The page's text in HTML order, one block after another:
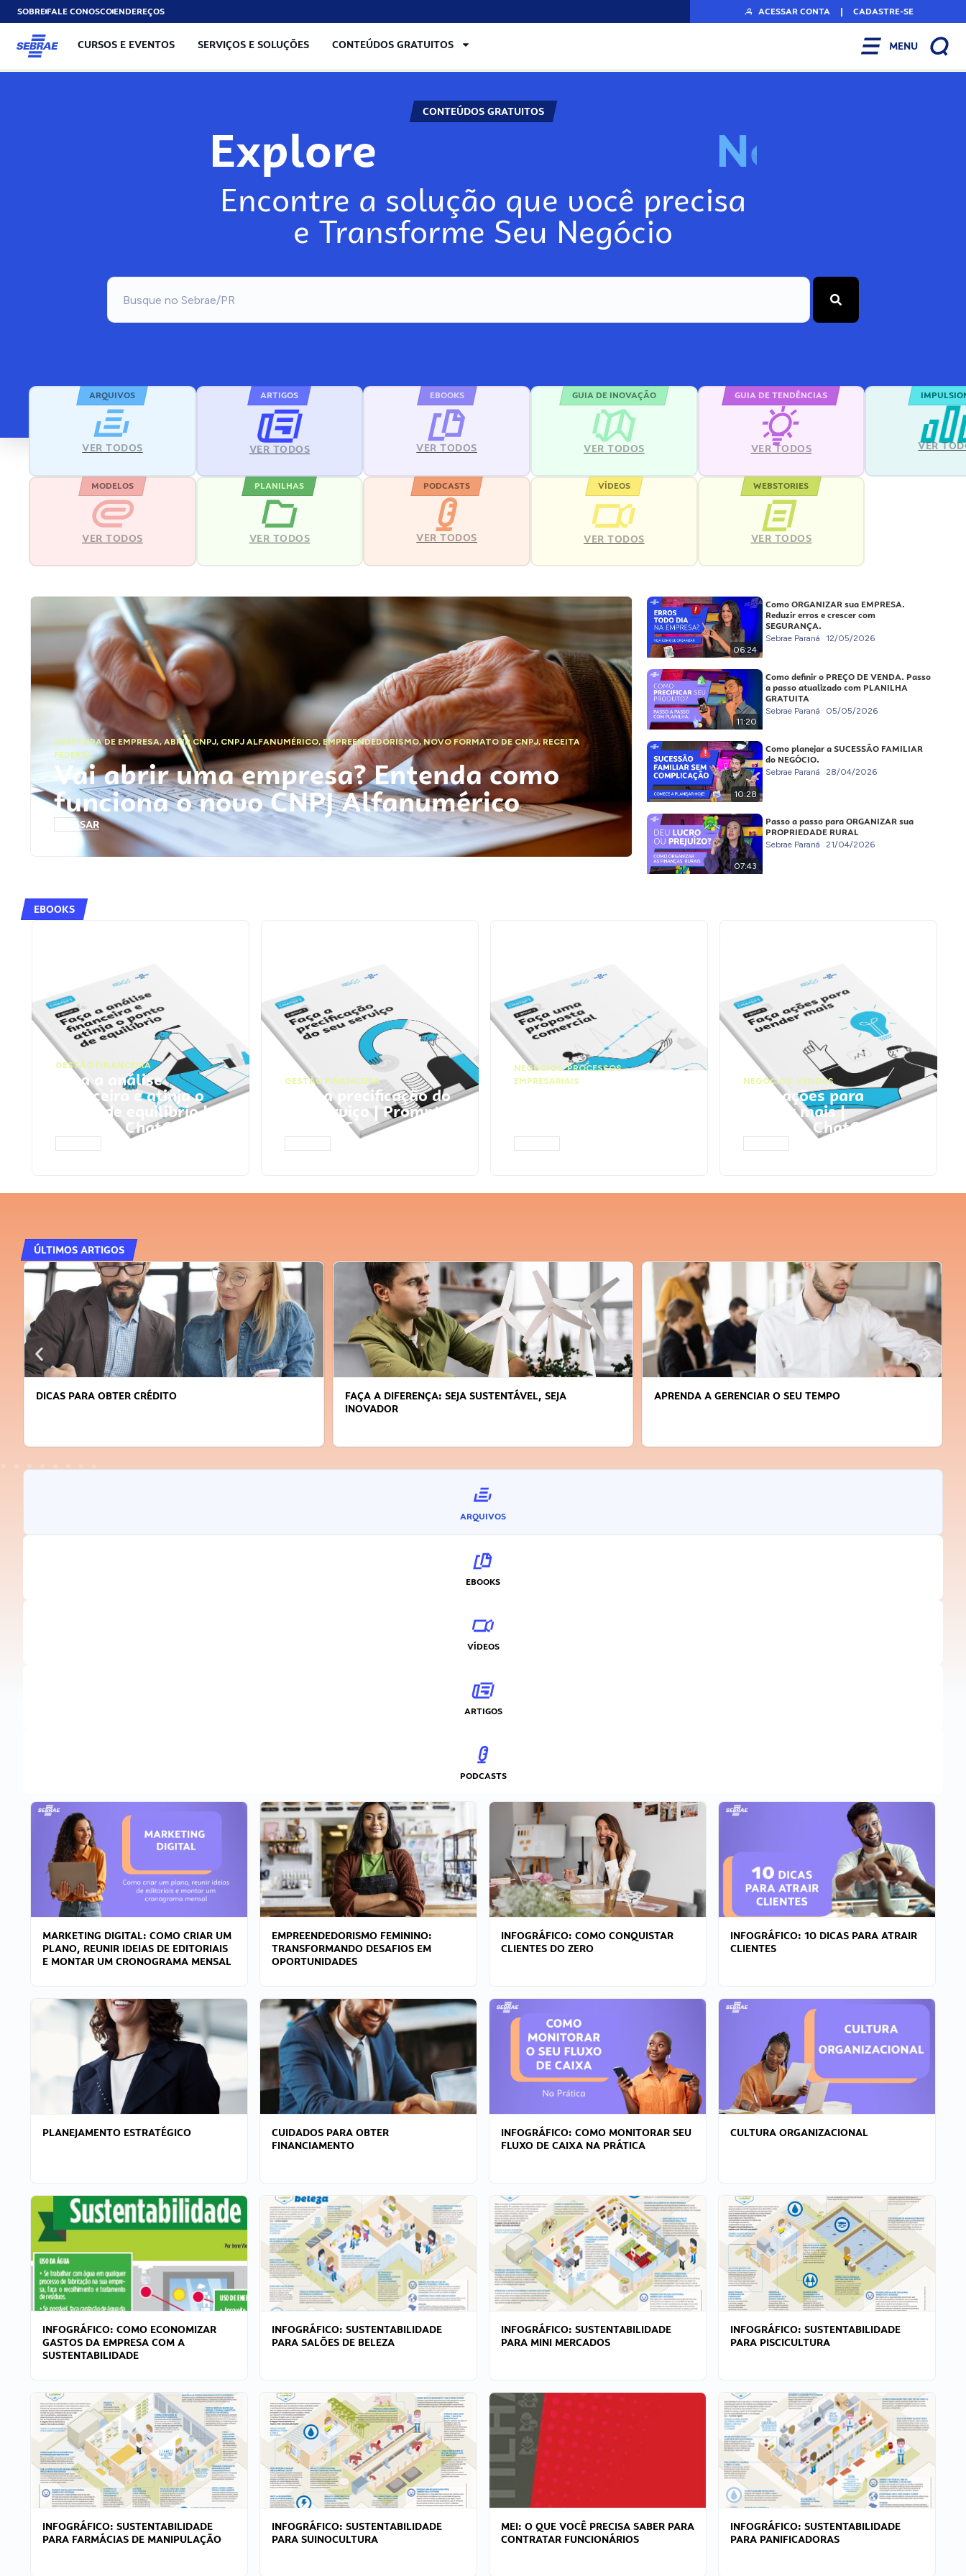
SOBREFALE CONOSCOENDEREÇOS ACESSAR CONTA | CADASTRE-SE
CURSOS E EVENTOS SERVIÇOS E SOLUÇÕES CONTEÚDOS GRATUITOS MENU
CONTEÚDOS GRATUITOS
Explore No
Encontre a solução que você precisa
e Transforme Seu Negócio
ARQUIVOS
VER TODOS
ARTIGOS
VER TODOS
EBOOKS
VER TODOS
GUIA DE INOVAÇÃO
VER TODOS
GUIA DE TENDÊNCIAS
VER TODOS VER
MODELOS
VER TODOS
PLANILHAS
VER TODOS
PODCASTS
VER TODOS
VÍDEOS
VER TODOS
WEBSTORIES
VER TODOS
ABERTURA DE EMPRESA,ABRIR CNPJ, CNPJ ALFANUMÉRICO, EMPREENDEDORISMO,NOVO FORMATO DE CNPJ,RECEITA
FEDERAL
Vai abrir uma empresa? Entenda como
funciona o novo CNPJ Alfanumérico
ACESSAR
06:24
Como ORGANIZAR sua EMPRESA.
Reduzir erros e crescer com
SEGURANÇA.
Sebrae Paraná 12/05/2026
11:20
Como definir o PREÇO DE VENDA. Passo
a passo atualizado com PLANILHA
GRATUITA
Sebrae Paraná 05/05/2026
10:28
Como planejar a SUCESSÃO FAMILIAR
do NEGÓCIO.
Sebrae Paraná 28/04/2026
07:43
Passo a passo para ORGANIZAR sua
PROPRIEDADE RURAL
Sebrae Paraná 21/04/2026
EBOOKS
GESTÃO FINANCEIRA
Faça a análise
financeira e atinja o
ponto de equilíbrio |
Prompts ChatGPT
GESTÃO FINANCEIRA
Faça a precificação do
seu serviço | Prompts
ChatGPT
NEGÓCIOS,PROCESSOS
EMPRESARIAIS
NEGÓCIOS, VENDAS
Faça ações para
vender mais |
Prompts ChatGPT
ÚLTIMOS ARTIGOS
DICAS PARA OBTER CRÉDITO
FAÇA A DIFERENÇA: SEJA SUSTENTÁVEL, SEJA
INOVADOR
APRENDA A GERENCIAR O SEU TEMPO
ARQUIVOS
EBOOKS
VÍDEOS
ARTIGOS
PODCASTS
MARKETING DIGITAL: COMO CRIAR UM
PLANO, REUNIR IDEIAS DE EDITORIAIS
E MONTAR UM CRONOGRAMA MENSAL
EMPREENDEDORISMO FEMININO:
TRANSFORMANDO DESAFIOS EM
OPORTUNIDADES
INFOGRÁFICO: COMO CONQUISTAR
CLIENTES DO ZERO
INFOGRÁFICO: 10 DICAS PARA ATRAIR
CLIENTES
PLANEJAMENTO ESTRATÉGICO
CUIDADOS PARA OBTER
FINANCIAMENTO
INFOGRÁFICO: COMO MONITORAR SEU
FLUXO DE CAIXA NA PRÁTICA
CULTURA ORGANIZACIONAL
INFOGRÁFICO: COMO ECONOMIZAR
GASTOS DA EMPRESA COM A
SUSTENTABILIDADE
INFOGRÁFICO: SUSTENTABILIDADE
PARA SALÕES DE BELEZA
INFOGRÁFICO: SUSTENTABILIDADE
PARA MINI MERCADOS
INFOGRÁFICO: SUSTENTABILIDADE
PARA PISCICULTURA
INFOGRÁFICO: SUSTENTABILIDADE
PARA FARMÁCIAS DE MANIPULAÇÃO
INFOGRÁFICO: SUSTENTABILIDADE
PARA SUINOCULTURA
MEI: O QUE VOCÊ PRECISA SABER PARA
CONTRATAR FUNCIONÁRIOS
INFOGRÁFICO: SUSTENTABILIDADE
PARA PANIFICADORAS